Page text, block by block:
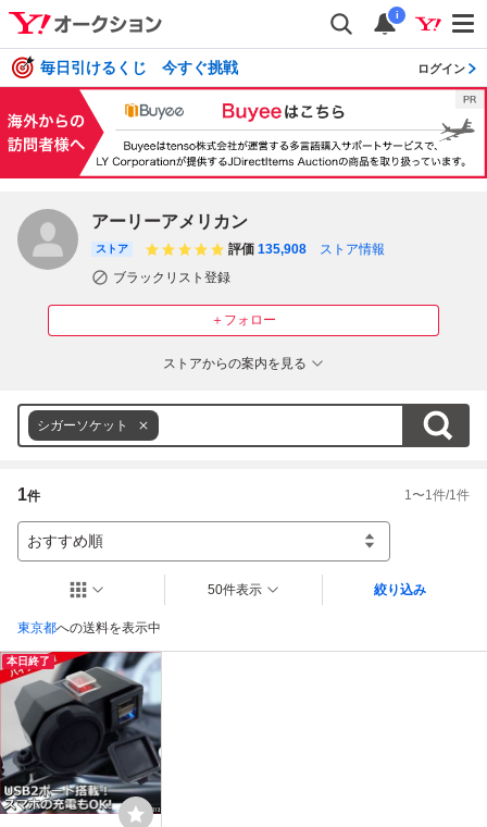
i
毎日引けるくじ 今すぐ挑戦 ログイン
アーリーアメリカン
＋フォロー
ストア 評価 135,908
ストア情報
ブラックリスト登録
ストアからの案内を見る
シガーソケット
1件 1 〜1 件/1 件
おすすめ順
東京都への送料を表示中
50件表示 絞り込み
本日終了